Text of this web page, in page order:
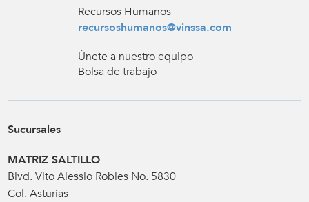
Recursos Humanos
recursoshumanos@vinssa.com
Únete a nuestro equipo
Bolsa de trabajo
Sucursales
MATRIZ SALTILLO
Blvd. Vito Alessio Robles No. 5830
Col. Asturias